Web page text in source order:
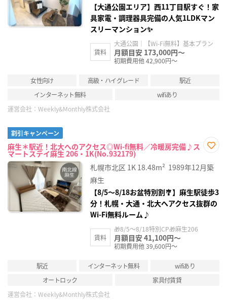
【大通公園エリア】西11丁目駅すぐ！家
具家電・調理器具完備の人気1LDKマン
スリーマンション✨
賃料
大通公園｜【Wi-Fi無料】基本プラン
月額目安 173,000円～
初期費用他 42,900円～
女性向け 高級・ハイグレード
駅近
インターネット無料
wifiあり
運営会社： Weekly&Monthly株式会社
割引キャンペーン
麻生＊駅近！北大へのアクセス◎Wi-fi無料／冷暖房完備♪ス
マートステイ麻生 206・1K(No.932179)
に入
り登
札幌市北区 1K 18.48m² 1989年12月築
麻生
【8/5〜8/18お盆特別割🎐】麻生駅徒歩3
分！札幌・大通・北大へアクセス抜群の
Wi-Fi無料ルーム♪
賃料
🎁8/5～8/18特別CP🎁麻生206
月額目安 41,100円～
初期費用他 39,600円～
駅近 インターネット無料
wifiあり
オートロック
家具付賃貸
運営会社： Weekly&Monthly株式会社